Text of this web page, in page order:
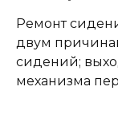
Ремонт
двум
сидений;
механизма